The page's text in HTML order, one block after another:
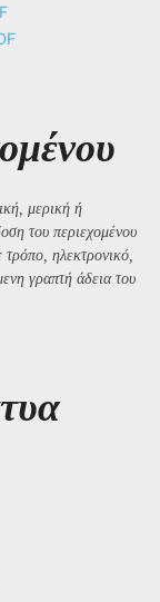
μερική ή
του περιεχομένου
ηλεκτρονικό,
γραπτή άδεια του